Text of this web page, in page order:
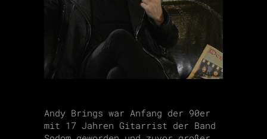
Andy Brings war Anfang der 90er
mit 17 Jahren Gitarrist der Band